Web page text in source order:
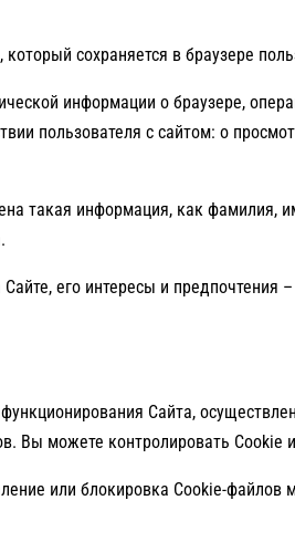
сохраняется в браузере
информации о браузере,
пользователя с сайтом: о
такая информация, как фамилия,
его интересы и
Сайта,
Вы можете контролировать
или блокировка Cookie-файлов